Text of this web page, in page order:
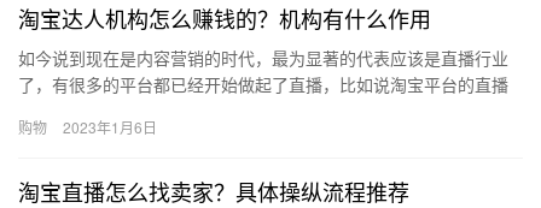
淘宝达人机构怎么赚钱的？机构有什么作用
如今说到现在是内容营销的时代，最为显著的代表应该是直播行业
了，有很多的平台都已经开始做起了直播，比如说淘宝平台的直播
看看吧…
购物 2023年1月6日
淘宝直播怎么找卖家？具体操纵流程推荐